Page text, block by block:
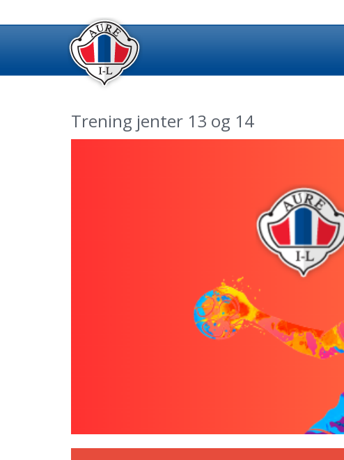
Trening jenter 13 og 14